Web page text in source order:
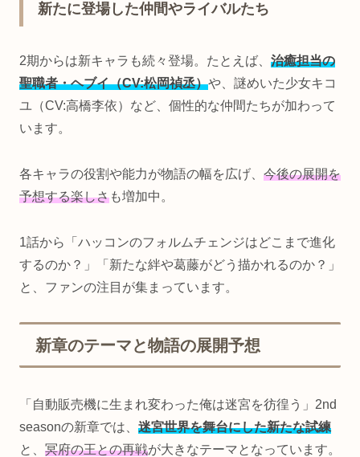
新たに登場した仲間やライバルたち
2期からは新キャラも続々登場。たとえば、 治癒担当の
聖職者・ヘブイ（CV:松岡禎丞）や、謎めいた少女キコ
ユ（CV:高橋李依）など、個性的な仲間たちが加わって
います。
各キャラの役割や能力が物語の幅を広げ、 今後の展開を
予想する楽しさも増加中。
1話から「ハッコンのフォルムチェンジはどこまで進化
するのか？」「新たな絆や葛藤がどう描かれるのか？」
と、ファンの注目が集まっています。
新章のテーマと物語の展開予想
「自動販売機に生まれ変わった俺は迷宮を彷徨う」2nd
seasonの新章では、 迷宮世界を舞台にした新たな試練
と、 冥府の王との再戦が大きなテーマとなっています。